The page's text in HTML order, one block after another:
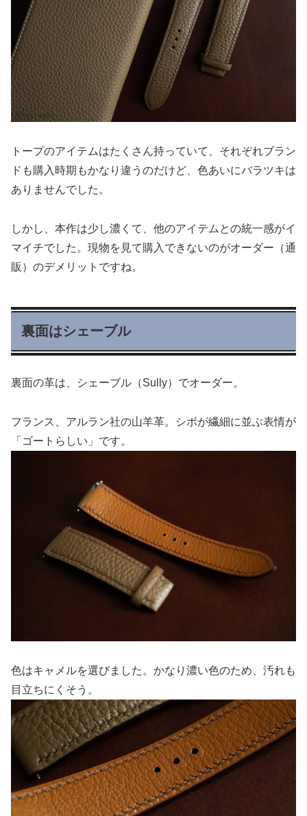
トープのアイテムはたくさん持っていて、それぞれブラン
ドも購入時期もかなり違うのだけど、色あいにバラツキは
ありませんでした。
しかし、本作は少し濃くて、他のアイテムとの統一感がイ
マイチでした。現物を見て購入できないのがオーダー（通
販）のデメリットですね。
裏面はシェーブル
裏面の革は、シェーブル（Sully）でオーダー。
フランス、アルラン社の山羊革。シボが繊細に並ぶ表情が
「ゴートらしい」です。
色はキャメルを選びました。かなり濃い色のため、汚れも
目立ちにくそう。